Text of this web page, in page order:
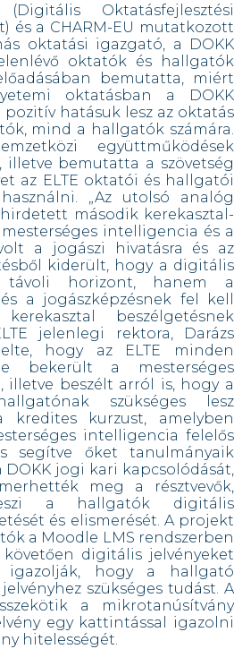
Oktatásfejlesztési
és a CHARM-EU mutatkozott
oktatási igazgató, a DOKK
oktatók és hallgatók
bemutatta, miért
oktatásban a DOKK
hatásuk lesz az oktatás
mind a hallgatók számára.
együttműködések
illetve bemutatta a szövetség
az ELTE oktatói és hallgatói
„Az utolsó analóg
második kerekasztal-
intelligencia és a
a jogászi hivatásra és az
kiderült, hogy a digitális
horizont, hanem a
a jogászképzésnek fel kell
beszélgetésnek
jelenlegi rektora, Darázs
hogy az ELTE minden
bekerült a mesterséges
illetve beszélt arról is, hogy a
szükséges lesz
kredites kurzust, amelyben
intelligencia felelős
segítve őket tanulmányaik
jogi kari kapcsolódását,
meg a résztvevők,
a hallgatók digitális
és elismerését. A projekt
a Moodle LMS rendszerben
digitális jelvényeket
igazolják, hogy a hallgató
szükséges tudást. A
a mikrotanúsítvány
egy kattintással igazolni
hitelességét.